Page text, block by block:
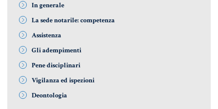
AUTOCERTIFICAZIONE
STRANIERI IN ITALIA
VERIFICA FIRMA DIGITALE
VADEMECUM
In generale
La sede notarile: competenza
Assistenza
Gli adempimenti
Pene disciplinari
Vigilanza ed ispezioni
Deontologia